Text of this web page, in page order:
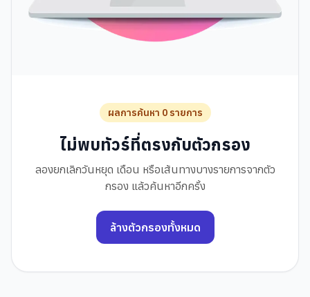
ผลการค้นหา 0 รายการ
ไม่พบทัวร์ที่ตรงกับตัวกรอง
ลองยกเลิกวันหยุด เดือน หรือเส้นทางบางรายการจากตัว
กรอง แล้วค้นหาอีกครั้ง
ล้างตัวกรองทั้งหมด